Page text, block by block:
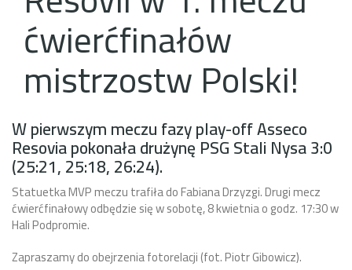
ćwierćfinałów
mistrzostw Polski!
W pierwszym meczu fazy play-off Asseco
Resovia pokonała drużynę PSG Stali Nysa 3:0
(25:21, 25:18, 26:24).
Statuetka MVP meczu trafiła do Fabiana Drzyzgi. Drugi mecz
ćwierćfinałowy odbędzie się w sobotę, 8 kwietnia o godz. 17:30 w
Hali Podpromie.
Zapraszamy do obejrzenia fotorelacji (fot. Piotr Gibowicz).